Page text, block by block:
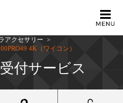
アクセサリー >
4K（ワイコン）
付サービス